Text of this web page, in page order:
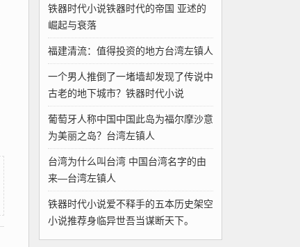
铁器时代小说铁器时代的帝国 亚述的
崛起与衰落
福建清流：值得投资的地方台湾左镇人
一个男人推倒了一堵墙却发现了传说中
古老的地下城市？铁器时代小说
葡萄牙人称中国中国此岛为福尔摩沙意
为美丽之岛？台湾左镇人
台湾为什么叫台湾 中国台湾名字的由
来—台湾左镇人
铁器时代小说爱不释手的五本历史架空
小说推荐身临异世吾当谋断天下。